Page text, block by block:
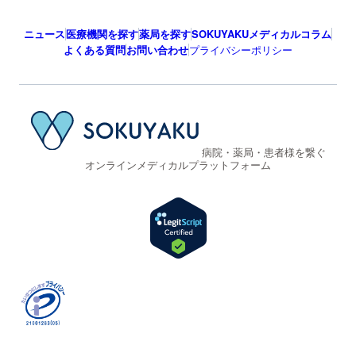
ニュース医療機関を探す薬局を探すSOKUYAKUメディカルコラム
よくある質問お問い合わせプライバシーポリシー
病院・薬局・患者様を繋ぐ
オンラインメディカルプラットフォーム